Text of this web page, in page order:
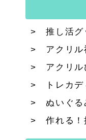
推し活グ
アクリル
アクリル
トレカ
ぬいぐる
作れる！